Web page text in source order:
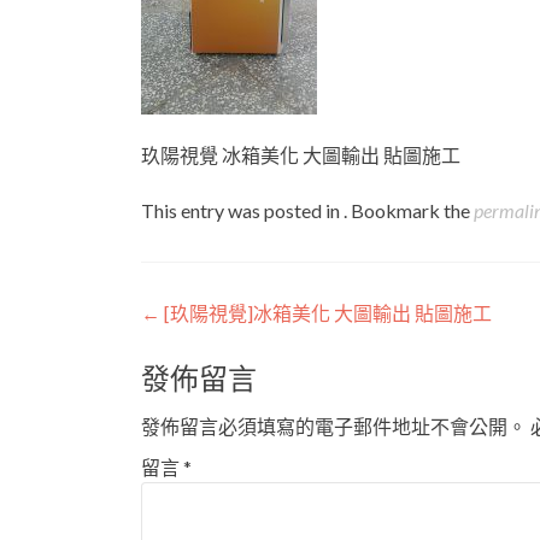
玖陽視覺 冰箱美化 大圖輸出 貼圖施工
This entry was posted in . Bookmark the
Post
navigation
← [玖陽視覺]冰箱美化 大圖輸出 貼圖施工
發佈留言
發佈留言必須填寫的電子郵件地址不會公開。
留言*